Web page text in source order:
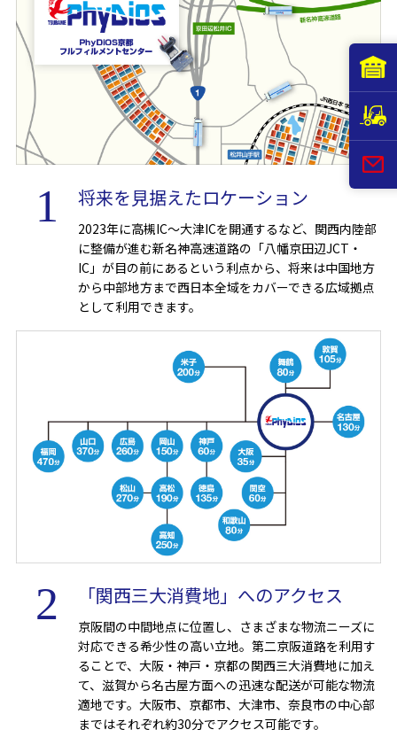
将来を見据えたロケーション
2023年に高槻IC～大津ICを開通するなど、関西内陸部
に整備が進む新名神高速道路の「八幡京田辺JCT・
IC」が目の前にあるという利点から、将来は中国地方
から中部地方まで西日本全域をカバーできる広域拠点
として利用できます。
「関西三大消費地」へのアクセス
京阪間の中間地点に位置し、さまざまな物流ニーズに
対応できる希少性の高い立地。第二京阪道路を利用す
ることで、大阪・神戸・京都の関西三大消費地に加え
て、滋賀から名古屋方面への迅速な配送が可能な物流
適地です。大阪市、京都市、大津市、奈良市の中心部
まではそれぞれ約30分でアクセス可能です。